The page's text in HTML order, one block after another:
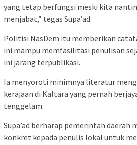
yang tetap berfungsi meski kita
menjabat,” tegas Supa’ad.
Politisi NasDem itu memberikan
ini mampu memfasilitasi penulisan
ini jarang terpublikasi.
Ia menyoroti minimnya literatur
kerajaan di Kaltara yang pernah
tenggelam.
Supa’ad berharap pemerintah daerah
konkret kepada penulis lokal untuk